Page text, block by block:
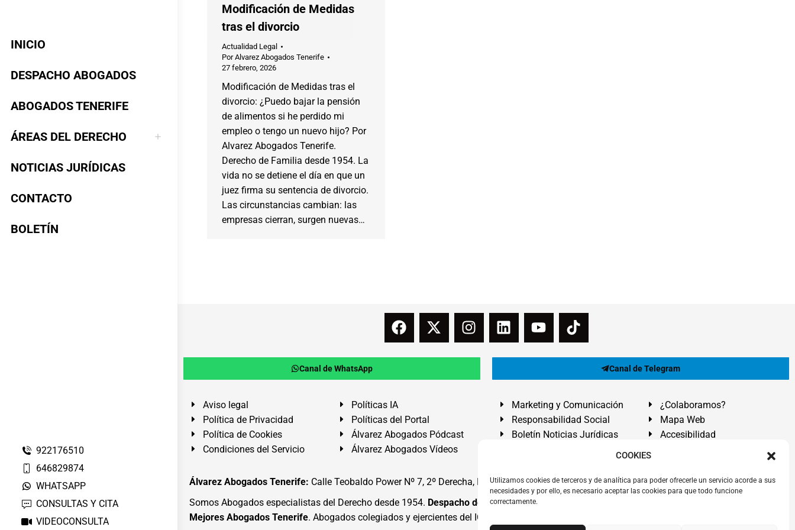
COOKIES
Utilizamos cookies de terceros y de analítica para poder ofrecerle un servicio acorde a sus
necesidades y por ello, es necesario aceptar las cookies para que todo funcione
correctamente.
INICIO
DESPACHO ABOGADOS
ABOGADOS TENERIFE
ÁREAS DEL DERECHO
NOTICIAS JURÍDICAS
CONTACTO
BOLETÍN
922176510
646829874
WHATSAPP
CONSULTAS Y CITA
VIDEOCONSULTA
Modificación de Medidas
tras el divorcio
Actualidad Legal
PorAlvarez Abogados Tenerife
27 febrero, 2026
Modificación de Medidas tras el
divorcio: ¿Puedo bajar la pensión
de alimentos si he perdido mi
empleo o tengo un nuevo hijo? Por
Alvarez Abogados Tenerife.
Derecho de Familia desde 1954. La
vida no se detiene el día en que un
juez firma su sentencia de divorcio.
Las circunstancias cambian: las
empresas cierran, surgen nuevas…
Canal de WhatsApp Canal de Telegram
Aviso legal
Política de Privacidad
Política de Cookies
Condiciones del Servicio
Políticas IA
Políticas del Portal
Álvarez Abogados Pódcast
Álvarez Abogados Vídeos
Marketing y Comunicación
Responsabilidad Social
Boletín Noticias Jurídicas
¿Colaboramos?
Mapa Web
Accesibilidad
Álvarez Abogados Tenerife: Calle Teobaldo Power Nº 7, 2º Derecha, El Médano, Granadilla de Abona, Santa Cruz de Tenerife. Islas Canarias.
Somos Abogados especialistas del Derecho desde 1954. Despacho de Abogados El Médano
Mejores Abogados Tenerife. Abogados colegiados y ejercientes del ICATF.